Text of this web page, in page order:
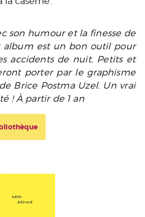
son humour et la finesse de
album est un bon outil pour
accidents de nuit. Petits et
porter par le graphisme
Brice Postma Uzel. Un vrai
! À partir de 1 an